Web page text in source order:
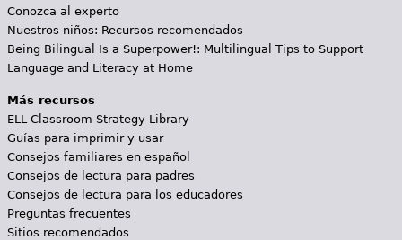
Conozca al experto
Nuestros niños: Recursos recomendados
Being Bilingual Is a Superpower!: Multilingual Tips to Support
Language and Literacy at Home
Más recursos
ELL Classroom Strategy Library
Guías para imprimir y usar
Consejos familiares en español
Consejos de lectura para padres
Consejos de lectura para los educadores
Preguntas frecuentes
Sitios recomendados